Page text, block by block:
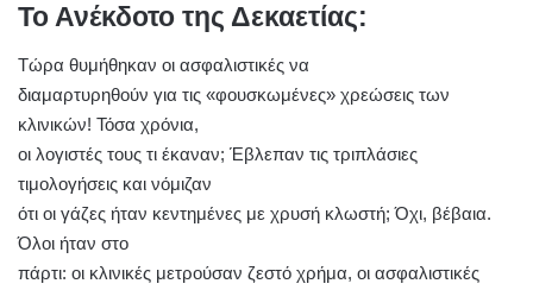
Το Ανέκδοτο της Δεκαετίας:
Τώρα θυμήθηκαν οι ασφαλιστικές να
διαμαρτυρηθούν για τις «φουσκωμένες» χρεώσεις των
κλινικών! Τόσα χρόνια,
οι λογιστές τους τι έκαναν; Έβλεπαν τις τριπλάσιες
τιμολογήσεις και νόμιζαν
ότι οι γάζες ήταν κεντημένες με χρυσή κλωστή; Όχι, βέβαια.
Όλοι ήταν στο
πάρτι: οι κλινικές μετρούσαν ζεστό χρήμα, οι ασφαλιστικές